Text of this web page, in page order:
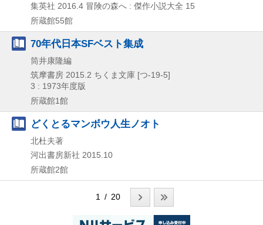
集英社 2016.4 冒険の森へ : 傑作小説大全 15
所蔵館55館
70年代日本SFベスト集成
筒井康隆編
筑摩書房 2015.2 ちくま文庫 [つ-19-5]
3 : 1973年度版
所蔵館1館
どくとるマンボウ人生ノオト
北杜夫著
河出書房新社 2015.10
所蔵館2館
1 / 20